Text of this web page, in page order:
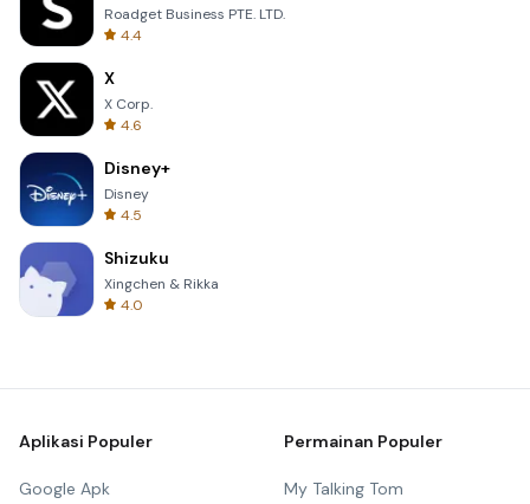
Roadget Business PTE. LTD.
4.4
X
X Corp.
4.6
Disney+
Disney
4.5
Shizuku
Xingchen & Rikka
4.0
Aplikasi Populer
Google Apk
Permainan Populer
My Talking Tom